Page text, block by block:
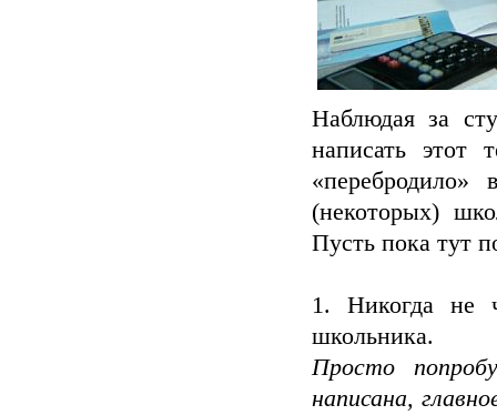
Наблюдая за
написать этот
(некоторых)
Пусть пока тут
1. Никогда не
школьника.
Просто
написана,